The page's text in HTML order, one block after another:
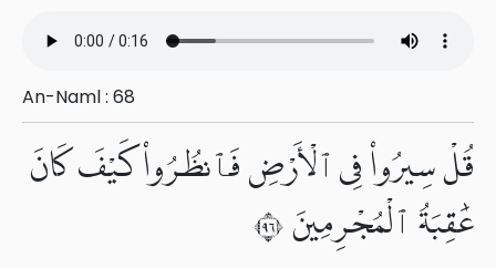
An-Naml : 68
قُلْ سِيرُوا۟ فِى ٱلْأَرْضِ فَٱنظُرُوا۟ كَيْفَ كَانَ
عَٰقِبَةُ ٱلْمُجْرِمِينَ ٦٩